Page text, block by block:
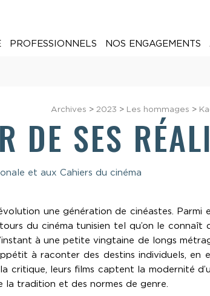
PROFESSIONNELS NOS ENGAGEMENTS
Archives > 2023 > Les hommages >
SES
et aux Cahiers du cinéma
une génération de cinéastes. Parmi
du cinéma tunisien tel qu’on le connaît
à une petite vingtaine de longs
à raconter des destins individuels,
critique, leurs films captent la modernité
tradition et des normes de genre.